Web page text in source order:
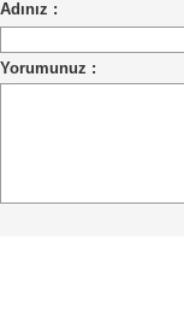
Adınız :
Yorumunuz :